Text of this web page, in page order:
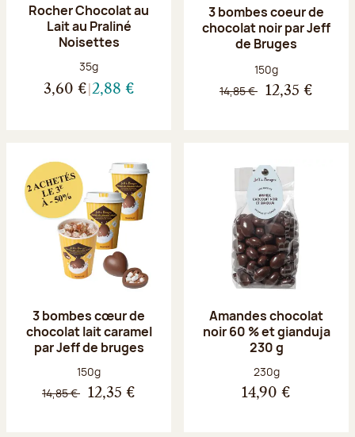
Rocher Chocolat au
Lait au Praliné
Noisettes
Poids net :
35g
3,60 € 2,88 €
3 bombes coeur de
chocolat noir par Jeff
de Bruges
Poids net :
150g
14,85 € 12,35 €
3 bombes cœur de
chocolat lait caramel
par Jeff de bruges
Poids net :
150g
14,85 € 12,35 €
Amandes chocolat
noir 60 % et gianduja
230 g
Poids net :
230g
14,90 €